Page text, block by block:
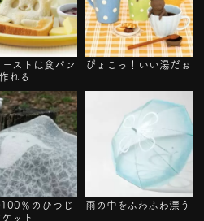
ーストは食パン
れる
ぴょこっ！いい湯だぉ
100％のひつじ
ット
雨の中をふわふわ漂う